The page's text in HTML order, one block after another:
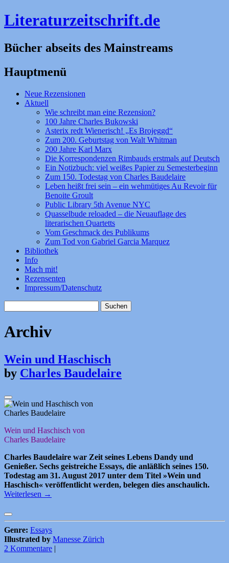
Literaturzeitschrift.de
Bücher abseits des Mainstreams
Hauptmenü
Zum
Inhalt
Neue Rezensionen
Aktuell
Wie schreibt man eine Rezension?
100 Jahre Charles Bukowski
Asterix redt Wienerisch! „Es Brojeggd“
Zum 200. Geburtstag von Walt Whitman
200 Jahre Karl Marx
Die Korrespondenzen Rimbauds erstmals auf Deutsch
Ein Notizbuch: viel weißes Papier zu Semesterbeginn
Zum 150. Todestag von Charles Baudelaire
Leben heißt frei sein – ein wehmütiges Au Revoir für
Benoite Groult
Public Library 5th Avenue NYC
Quasselbude reloaded – die Neuauflage des
literarischen Quartetts
Vom Geschmack des Publikums
Zum Tod von Gabriel Garcia Marquez
Bibliothek
Info
Mach mit!
Rezensenten
Impressum/Datenschutz
nach:
Archiv
Wein und Haschisch
by Charles Baudelaire
Wein und Haschisch von
Charles Baudelaire
Charles Baudelaire war Zeit seines Lebens Dandy und
Genießer. Sechs geistreiche Essays, die anläßlich seines 150.
Todestag am 31. August 2017 unter dem Titel »Wein und
Haschisch« veröffentlicht werden, belegen dies anschaulich.
Weiterlesen →
Genre: Essays
Illustrated by Manesse Zürich
2 Kommentare